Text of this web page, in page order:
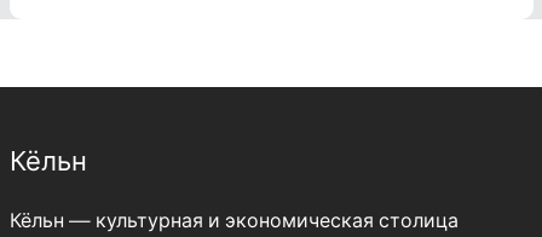
Кёльн
Кёльн — культурная и экономическая столица